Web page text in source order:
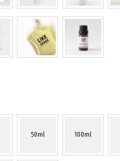
50ml 100ml